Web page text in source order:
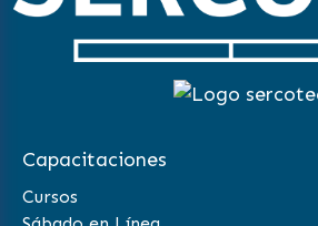
Capacitaciones
Cursos